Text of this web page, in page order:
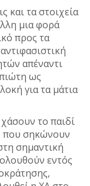
και τα στοιχεία
μια φορά
προς τα
απέναντι
ως
για τα μάτια
το παιδί
που σηκώνουν
σημαντική
εντός